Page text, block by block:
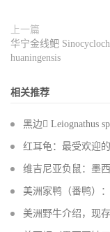
上一篇
华宁金线鲃
huaningensis
相关推荐
黑边 Leiognathus
红耳龟：最受欢迎
维吉尼亚负鼠：墨
美洲家鸭（番鸭）
美洲野牛介绍，现